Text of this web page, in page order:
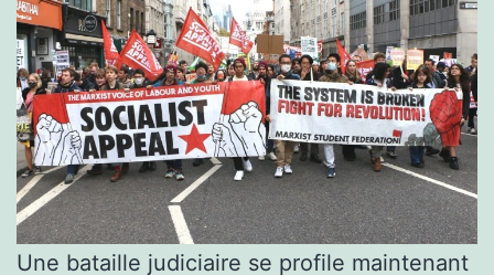
Une bataille judiciaire se profile maintenant